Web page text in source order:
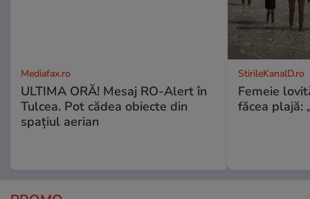
Mediafax.ro
ULTIMA ORĂ! Mesaj RO-Alert în
Tulcea. Pot cădea obiecte din
spațiul aerian
StirileKanalD.ro
Femeie
făcea plajă: